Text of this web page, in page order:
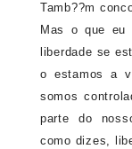
Tamb??m
Mas o que
liberdade se
o estamos a
somos
parte do
como dizes,